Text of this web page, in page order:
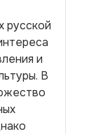
русской
и
В